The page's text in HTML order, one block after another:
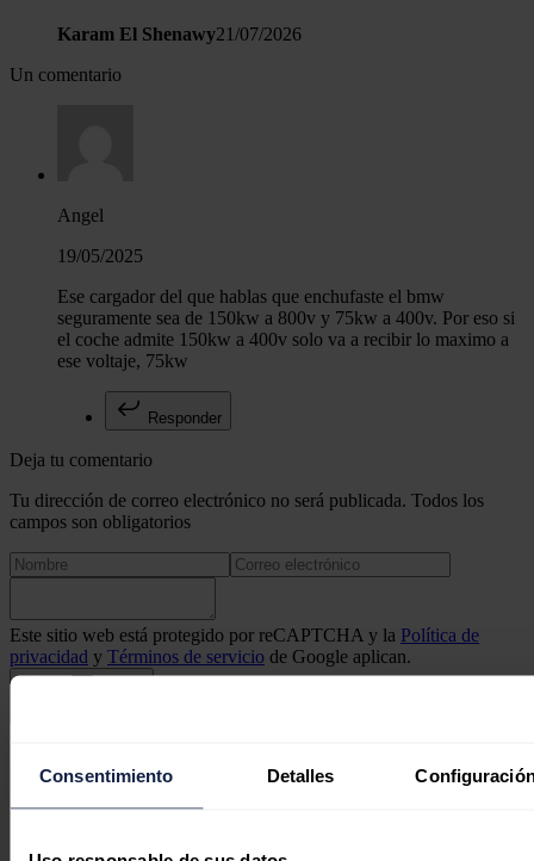
Consentimiento Detalles
Karam El Shenawy21/07/2026
Un comentario
Angel
19/05/2025
Ese cargador del que hablas que enchufaste el bmw
seguramente sea de 150kw a 800v y 75kw a 400v. Por eso si
el coche admite 150kw a 400v solo va a recibir lo maximo a
ese voltaje, 75kw
Responder
Deja tu comentario
Tu dirección de correo electrónico no será publicada. Todos los
campos son obligatorios
Este sitio web está protegido por reCAPTCHA y la Política de
privacidad y Términos de servicio de Google aplican.